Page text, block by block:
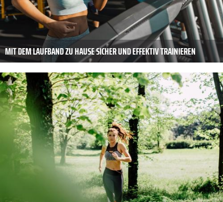
MIT DEM LAUFBAND ZU HAUSE SICHER UND EFFEKTIV TRAINIEREN